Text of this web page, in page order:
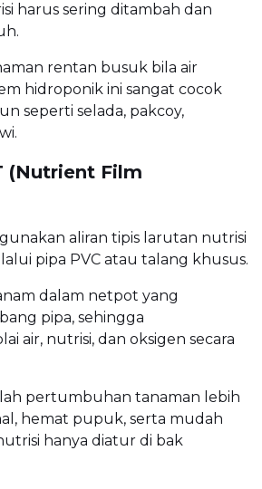
harus sering ditambah dan
rentan busuk bila air
hidroponik ini sangat cocok
seperti selada, pakcoy,
(Nutrient Film
aliran tipis larutan nutrisi
pipa PVC atau talang khusus.
dalam netpot yang
pipa, sehingga
air, nutrisi, dan oksigen secara
pertumbuhan tanaman lebih
hemat pupuk, serta mudah
hanya diatur di bak